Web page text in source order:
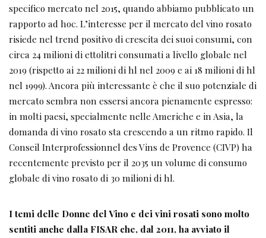
specifico mercato nel 2015, quando abbiamo pubblicato un
rapporto ad hoc. L’interesse per il mercato del vino rosato
risiede nel trend positivo di crescita dei suoi consumi, con
circa 24 milioni di ettolitri consumati a livello globale nel
2019 (rispetto ai 22 milioni di hl nel 2009 e ai 18 milioni di hl
nel 1999). Ancora più interessante è che il suo potenziale di
mercato sembra non essersi ancora pienamente espresso:
in molti paesi, specialmente nelle Americhe e in Asia, la
domanda di vino rosato sta crescendo a un ritmo rapido. Il
Conseil Interprofessionnel des Vins de Provence (CIVP) ha
recentemente previsto per il 2035 un volume di consumo
globale di vino rosato di 30 milioni di hl.
I temi delle Donne del Vino e dei vini rosati sono molto
sentiti anche dalla FISAR che, dal 2011, ha avviato il